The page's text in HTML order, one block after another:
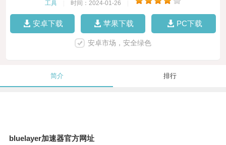
工具 时间：2024-01-26
安卓下载 苹果下载 PC下载
安卓市场，安全绿色
简介 排行
bluelayer加速器官方网址